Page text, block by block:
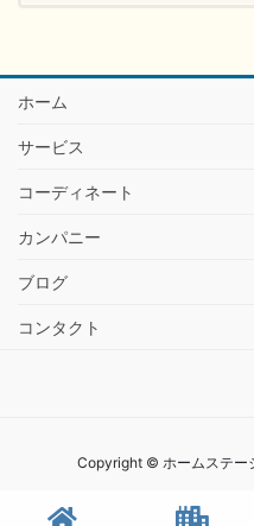
ホーム
サービス
コーディネート
カンパニー
ブログ
コンタクト
Copyright © ホームステー